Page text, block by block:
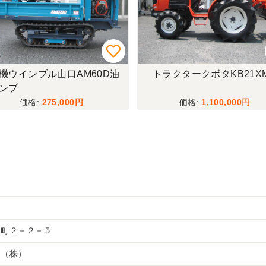
ウインブル山口AM60D油
プ
275,000
トラクタークボタ
1,100,000
２－２－５
株）